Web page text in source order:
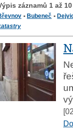
záznamů 1 až 10
•Bubeneč •